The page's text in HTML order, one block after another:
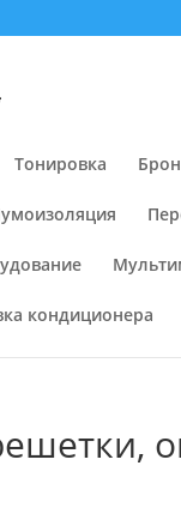
Тонировка
кондиционера